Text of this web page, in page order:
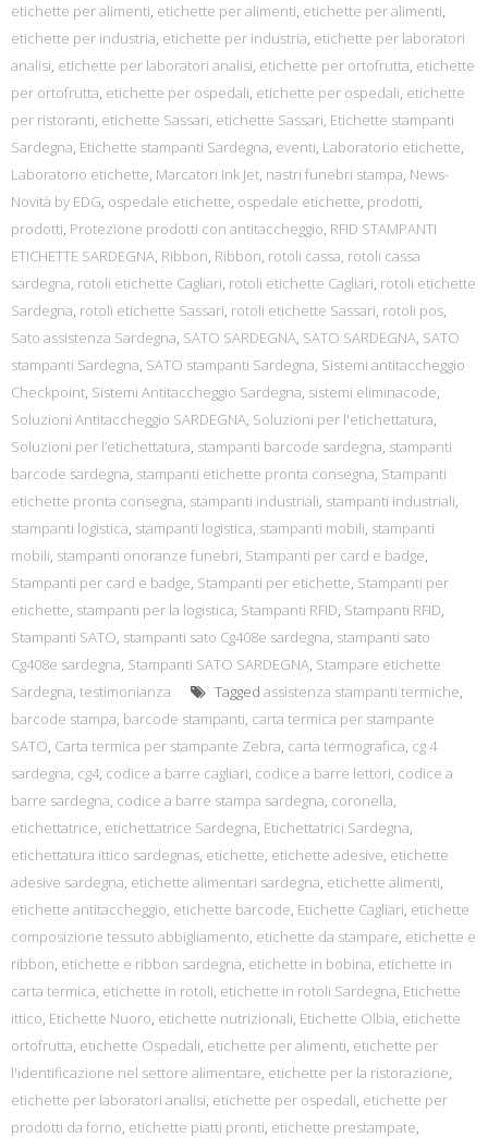
etichette per alimenti, etichette per alimenti, etichette per alimenti,
etichette per industria, etichette per industria, etichette per laboratori
analisi, etichette per laboratori analisi, etichette per ortofrutta, etichette
per ortofrutta, etichette per ospedali, etichette per ospedali, etichette
per ristoranti, etichette Sassari, etichette Sassari, Etichette stampanti
Sardegna, Etichette stampanti Sardegna, eventi, Laboratorio etichette,
Laboratorio etichette, Marcatori Ink Jet, nastri funebri stampa, News-
Novità by EDG, ospedale etichette, ospedale etichette, prodotti,
prodotti, Protezione prodotti con antitaccheggio, RFID STAMPANTI
ETICHETTE SARDEGNA, Ribbon, Ribbon, rotoli cassa, rotoli cassa
sardegna, rotoli etichette Cagliari, rotoli etichette Cagliari, rotoli etichette
Sardegna, rotoli etichette Sassari, rotoli etichette Sassari, rotoli pos,
Sato assistenza Sardegna, SATO SARDEGNA, SATO SARDEGNA, SATO
stampanti Sardegna, SATO stampanti Sardegna, Sistemi antitaccheggio
Checkpoint, Sistemi Antitaccheggio Sardegna, sistemi eliminacode,
Soluzioni Antitaccheggio SARDEGNA, Soluzioni per l'etichettatura,
Soluzioni per l’etichettatura, stampanti barcode sardegna, stampanti
barcode sardegna, stampanti etichette pronta consegna, Stampanti
etichette pronta consegna, stampanti industriali, stampanti industriali,
stampanti logistica, stampanti logistica, stampanti mobili, stampanti
mobili, stampanti onoranze funebri, Stampanti per card e badge,
Stampanti per card e badge, Stampanti per etichette, Stampanti per
etichette, stampanti per la logistica, Stampanti RFID, Stampanti RFID,
Stampanti SATO, stampanti sato Cg408e sardegna, stampanti sato
Cg408e sardegna, Stampanti SATO SARDEGNA, Stampare etichette
Sardegna, testimonianza Tagged assistenza stampanti termiche,
barcode stampa, barcode stampanti, carta termica per stampante
SATO, Carta termica per stampante Zebra, carta termografica, cg 4
sardegna, cg4, codice a barre cagliari, codice a barre lettori, codice a
barre sardegna, codice a barre stampa sardegna, coronella,
etichettatrice, etichettatrice Sardegna, Etichettatrici Sardegna,
etichettatura ittico sardegnas, etichette, etichette adesive, etichette
adesive sardegna, etichette alimentari sardegna, etichette alimenti,
etichette antitaccheggio, etichette barcode, Etichette Cagliari, etichette
composizione tessuto abbigliamento, etichette da stampare, etichette e
ribbon, etichette e ribbon sardegna, etichette in bobina, etichette in
carta termica, etichette in rotoli, etichette in rotoli Sardegna, Etichette
ittico, Etichette Nuoro, etichette nutrizionali, Etichette Olbia, etichette
ortofrutta, etichette Ospedali, etichette per alimenti, etichette per
l'identificazione nel settore alimentare, etichette per la ristorazione,
etichette per laboratori analisi, etichette per ospedali, etichette per
prodotti da forno, etichette piatti pronti, etichette prestampate,